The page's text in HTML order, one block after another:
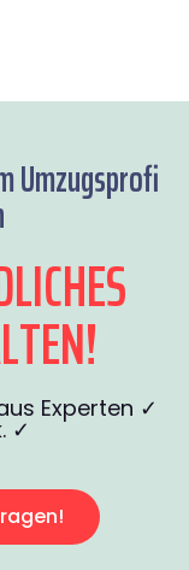
Umzugsprofi
Experten ✓
✓